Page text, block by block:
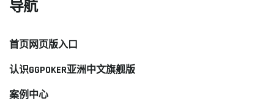
导航
首页网页版入口
认识GGPOKER亚洲中文旗舰版
案例中心